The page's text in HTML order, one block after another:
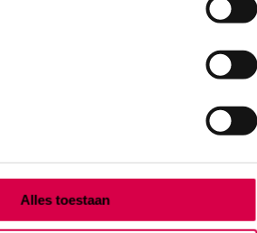
Alles toestaan